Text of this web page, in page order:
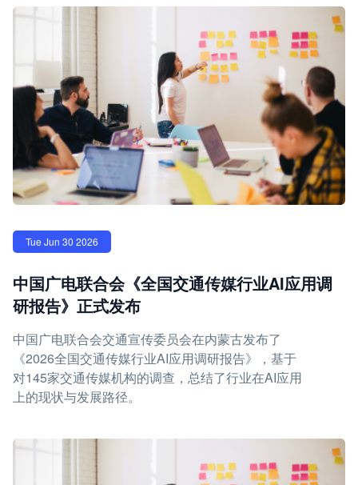
Tue Jun 30 2026
中国广电联合会《全国交通传媒行业AI应用调
研报告》正式发布
中国广电联合会交通宣传委员会在内蒙古发布了
《2026全国交通传媒行业AI应用调研报告》，基于
对145家交通传媒机构的调查，总结了行业在AI应用
上的现状与发展路径。